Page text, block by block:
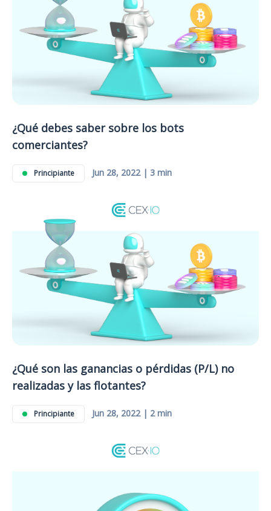
¿Qué debes saber sobre los bots
comerciantes?
Principiante Jun 28, 2022 | 3 min
¿Qué son las ganancias o pérdidas (P/L) no
realizadas y las flotantes?
Principiante Jun 28, 2022 | 2 min